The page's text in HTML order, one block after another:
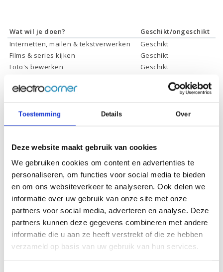
Toestemming Details Over
Deze website maakt gebruik van cookies
We gebruiken cookies om content en advertenties te
personaliseren, om functies voor social media te bieden
en om ons websiteverkeer te analyseren. Ook delen we
informatie over uw gebruik van onze site met onze
partners voor social media, adverteren en analyse. Deze
partners kunnen deze gegevens combineren met andere
informatie die u aan ze heeft verstrekt of die ze hebben
verzameld op basis van uw gebruik van hun services.
Wat wil je doen?
Geschikt/ongeschikt
Internetten, mailen & tekstverwerken
Geschikt
Films & series kijken
Geschikt
Foto's bewerken
Geschikt
Gamen
Geschikt *
controleer dit eerst en bepaal daarop uw keuze.
Specificaties
Schermdiagonaal:
15.6 inch (39,6 cm)
Scherm resolutie:
1920 x 1080 (Full HD)
Touchscreen:
-
Scherm reflectie:
Ontspiegeld
Scherm omklapbaar:
-